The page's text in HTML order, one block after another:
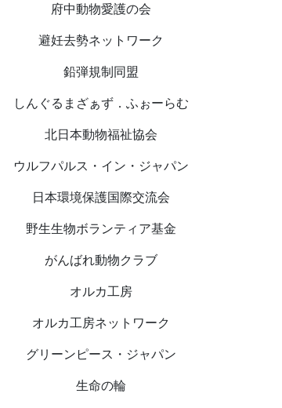
府中動物愛護の会
避妊去勢ネットワーク
鉛弾規制同盟
しんぐるまざぁず．ふぉーらむ
北日本動物福祉協会
ウルフパルス・イン・ジャパン
日本環境保護国際交流会
野生生物ボランティア基金
がんばれ動物クラブ
オルカ工房
オルカ工房ネットワーク
グリーンピース・ジャパン
生命の輪